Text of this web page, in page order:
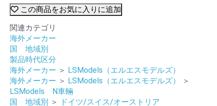
この商品をお気に入りに追加
関連カテゴリ
海外メーカー
国 地域別
製品時代区分
海外メーカー ＞ LSModels（エルエスモデルズ）
海外メーカー ＞ LSModels（エルエスモデルズ）
＞
LSModels N車輛
国 地域別 ＞
ドイツ/スイス/オーストリア